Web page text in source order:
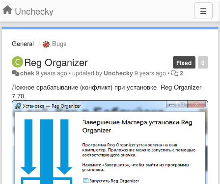
Unchecky
General Bugs
0
Fixed
Reg Organizer
chek9 years ago•updated by Unchecky9 years ago• 2
Ложное срабатывание (конфликт) при установке Reg Organizer
7.70.